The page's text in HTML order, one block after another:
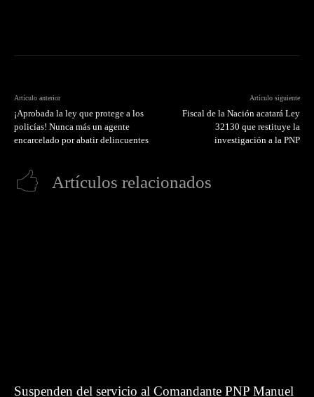
Artículo anterior
¡Aprobada la ley que protege a los
policías! Nunca más un agente
encarcelado por abatir delincuentes
Artículo siguiente
Fiscal de la Nación acatará Ley
32130 que restituye la
investigación a la PNP
Artículos relacionados
Suspenden del servicio al Comandante PNP Manuel